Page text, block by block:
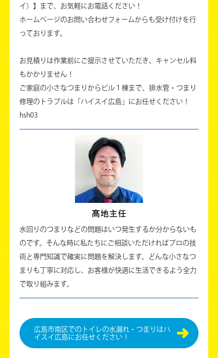
イ）】まで、お気軽にお電話ください！
ホームページのお問い合わせフォームからも受け付けを行
っております。
お見積りは作業前にご提示させていただき、キャンセル料
もかかりません！
ご家庭の小さなつまりからビル１棟まで、排水管・つまり
修理のトラブルは「ハイスイ広島」にお任せください！
hsh03
水回りのつまりなどの問題はいつ発生するか分からないも
のです。そんな時に私たちにご相談いただければプロの技
術と専門知識で確実に問題を解決します。どんな小さなつ
まりも丁寧に対応し、お客様が快適に生活できるよう全力
で取り組みます。
広島市南区でのトイレの水漏れ・つまりはハ
イスイ広島にお任せください！